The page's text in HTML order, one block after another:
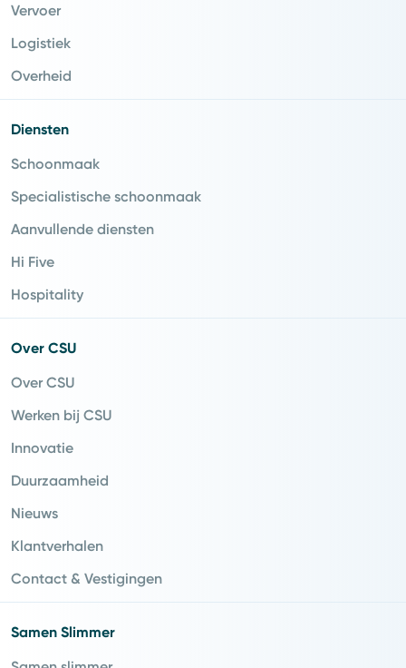
Vervoer
Logistiek
Overheid
Diensten
Schoonmaak
Specialistische schoonmaak
Aanvullende diensten
Hi Five
Hospitality
Over CSU
Over CSU
Werken bij CSU
Innovatie
Duurzaamheid
Nieuws
Klantverhalen
Contact & Vestigingen
Samen Slimmer